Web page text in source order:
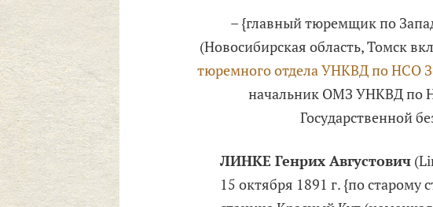
– {главный тюремщик по
(Новосибирская область, Томск
тюремного отдела УНКВД по НСО
начальник ОМЗ УНКВД по
Государственной
ЛИНКЕ Генрих Августович
15 октября 1891 г. {по старому